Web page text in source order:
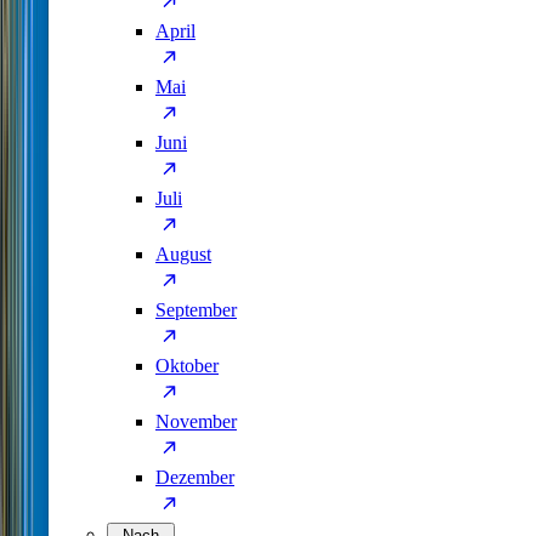
April
Mai
Juni
Juli
August
September
Oktober
November
Dezember